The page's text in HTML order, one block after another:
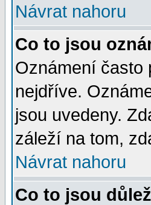
Návrat nahoru
Co to jsou
Oznámení často
nejdříve.
jsou uvedeny.
záleží na tom,
Návrat nahoru
Co to jsou